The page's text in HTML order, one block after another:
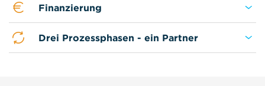
Finanzierung
Drei Prozessphasen - ein Partner